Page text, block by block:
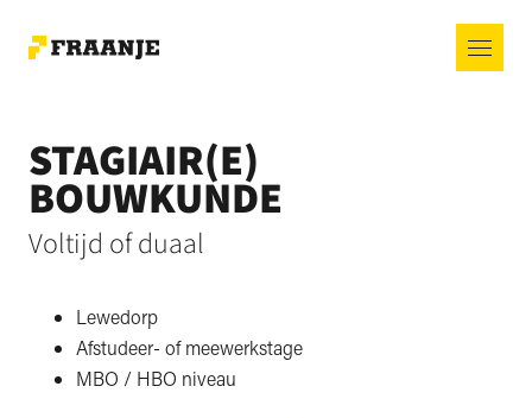
STAGIAIR(E)
BOUWKUNDE
Voltijd of duaal
Lewedorp
Afstudeer- of meewerkstage
MBO / HBO niveau